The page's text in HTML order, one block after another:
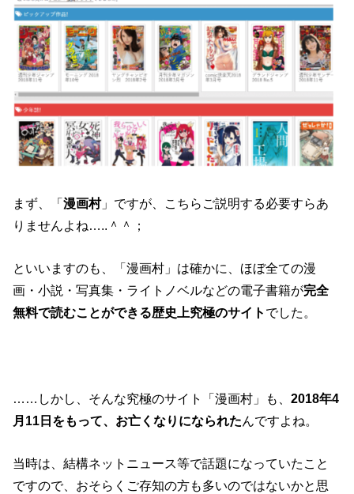
まず、「漫画村」ですが、こちらご説明する必要すらあ
りませんよね…..＾＾；
といいますのも、「漫画村」は確かに、ほぼ全ての漫
画・小説・写真集・ライトノベルなどの電子書籍が完全
無料で読むことができる歴史上究極のサイト でした。
……しかし、そんな究極のサイト「漫画村」も、2018年4
月11日をもって、お亡くなりになられたんですよね。
当時は、結構ネットニュース等で話題になっていたこと
ですので、おそらくご存知の方も多いのではないかと思